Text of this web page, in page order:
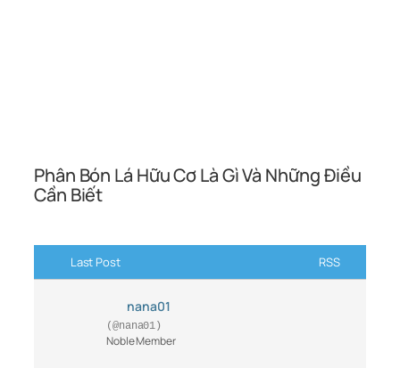
Phân Bón Lá Hữu Cơ Là Gì Và Những Điều
Cần Biết
Last Post RSS
nana01
(@nana01)
Noble Member